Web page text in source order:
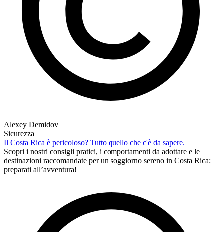
Alexey Demidov
Sicurezza
Il Costa Rica è pericoloso? Tutto quello che c'è da sapere.
Scopri i nostri consigli pratici, i comportamenti da adottare e le
destinazioni raccomandate per un soggiorno sereno in Costa Rica:
preparati all’avventura!